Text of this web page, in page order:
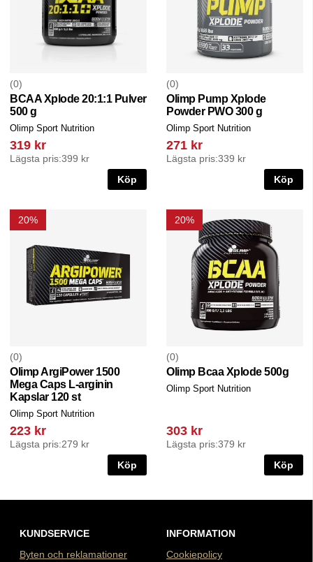
0
BCAA Xplode 20:1:1 Pulver
500 g
Olimp Sport Nutrition
319 kr
Lägsta pris:399 kr
Köp
0
Olimp Pump Xplode
Powder PWO 300 g
Olimp Sport Nutrition
271 kr
Lägsta pris:339 kr
Köp
20%
0
Olimp ArgiPower 1500
Mega Caps L-arginin
Kapslar 120 st
Olimp Sport Nutrition
223 kr
Lägsta pris:279 kr
Köp
20%
0
Olimp Bcaa Xplode 500g
Olimp Sport Nutrition
303 kr
Lägsta pris:379 kr
Köp
KUNDSERVICE
Byten och reklamationer
INFORMATION
Cookiepolicy